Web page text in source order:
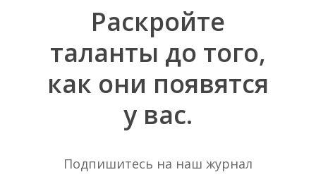
Раскройте
таланты до того,
как они появятся
у вас.
Подпишитесь на наш журнал